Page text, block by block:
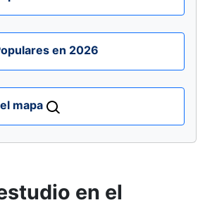
en 2026
mapa
en el